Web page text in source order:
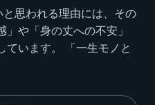
思われる理由には、その
や「身の丈への不安」
ています。 「一生モノと